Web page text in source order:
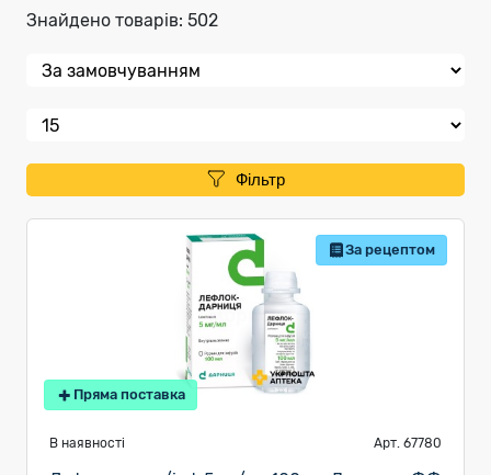
Знайдено товарів: 502
Фільтр
За рецептом
Пряма поставка
В наявності Арт. 67780